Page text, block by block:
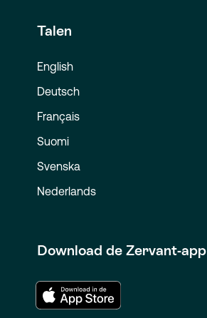
Talen
English
Deutsch
Français
Suomi
Svenska
Nederlands
Download de Zervant-app